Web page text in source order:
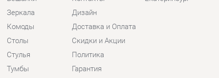
Шкафы
Комплектующие
Помощь